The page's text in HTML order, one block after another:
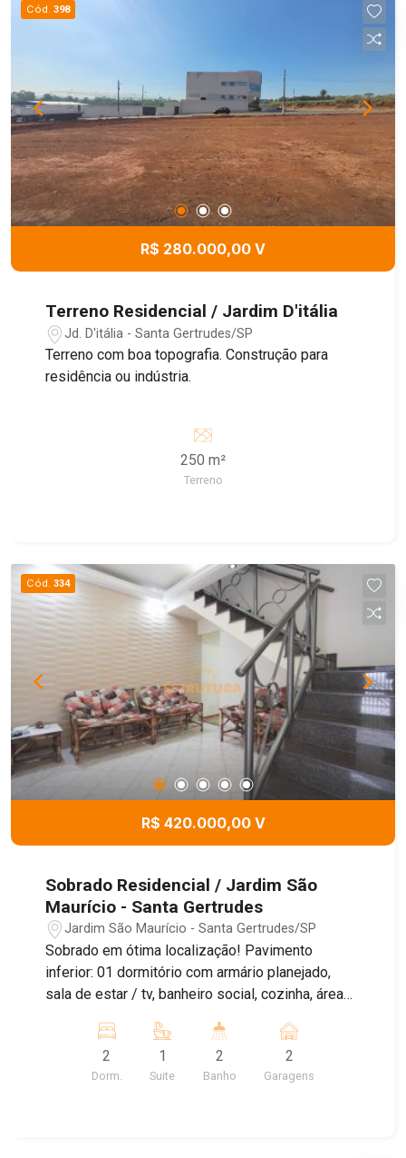
Cód. 398
R$ 280.000,00 V
Terreno Residencial / Jardim D'itália
Jd. D'itália - Santa Gertrudes/SP
Terreno com boa topografia. Construção para
residência ou indústria.
250 m²
Terreno
Cód. 334
R$ 420.000,00 V
Sobrado Residencial / Jardim São
Maurício - Santa Gertrudes
Jardim São Maurício - Santa Gertrudes/SP
Sobrado em ótima localização! Pavimento
inferior: 01 dormitório com armário planejado,
sala de estar / tv, banheiro social, cozinha, área
garagem. Pavimento superior: 01 suíte com
sacada e sala de tv. Agende uma visita!
2
Dorm.
1
Suite
2
Banho
2
Garagens